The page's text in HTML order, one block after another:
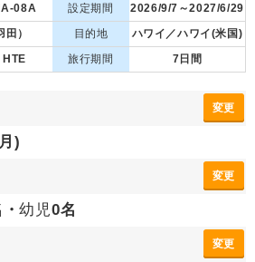
08A 設定期間
2026/9/7～2027/6/29
） 目的地
ハワイ／ハワイ(米国)
旅行期間 7日間
変更
)
変更
・幼児0名
変更